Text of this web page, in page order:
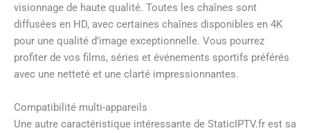
visionnage de haute qualité. Toutes les chaînes sont
diffusées en HD, avec certaines chaînes disponibles en 4K
pour une qualité d’image exceptionnelle. Vous pourrez
profiter de vos films, séries et événements sportifs préférés
avec une netteté et une clarté impressionnantes.
Compatibilité multi-appareils
Une autre caractéristique intéressante de StaticIPTV.fr est sa